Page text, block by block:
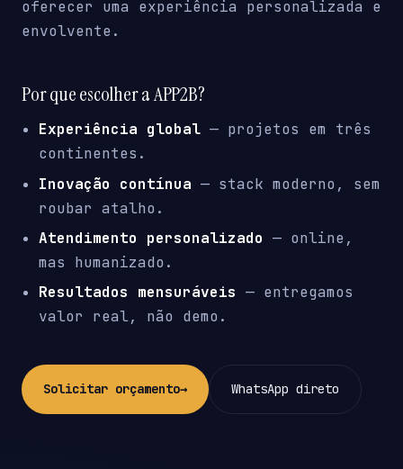
oferecer uma experiência personalizada e
envolvente.
Por que escolher a APP2B?
Experiência global — projetos em três
continentes.
Inovação contínua — stack moderno, sem
roubar atalho.
Atendimento personalizado — online,
mas humanizado.
Resultados mensuráveis — entregamos
valor real, não demo.
Solicitar orçamento→ WhatsApp direto